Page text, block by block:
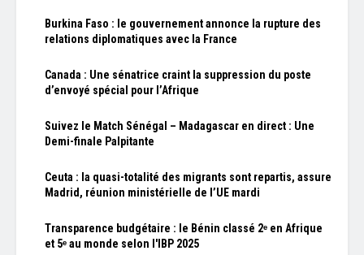
Burkina Faso : le gouvernement annonce la rupture des
relations diplomatiques avec la France
Canada : Une sénatrice craint la suppression du poste
d’envoyé spécial pour l’Afrique
Suivez le Match Sénégal – Madagascar en direct : Une
Demi-finale Palpitante
Ceuta : la quasi-totalité des migrants sont repartis, assure
Madrid, réunion ministérielle de l’UE mardi
Transparence budgétaire : le Bénin classé 2ᵉ en Afrique
et 5ᵉ au monde selon l'IBP 2025